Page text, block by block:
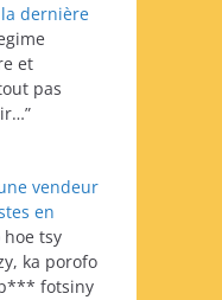
dernière
et
pas
”
vendeur
en
hoe tsy
ka porofo
fotsiny